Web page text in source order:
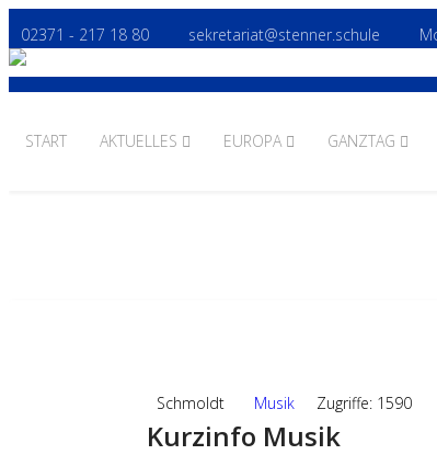
02371 - 217 18 80 sekretariat@stenner.schule
START AKTUELLES EUROPA GANZTAG
Schmoldt Musik Zugriffe: 1590
Kurzinfo Musik